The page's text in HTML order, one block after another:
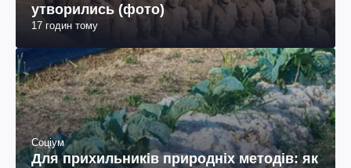
утворились (фото)
17 годин тому
Соціум
Для прихильників природніх методів: як